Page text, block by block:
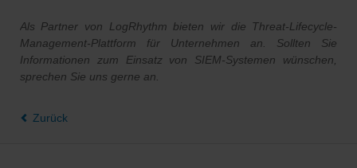
Als Partner von LogRhythm bieten wir die Threat-Lifecycle-
Management-Plattform für Unternehmen an. Sollten Sie
Informationen zum Einsatz von SIEM-Systemen wünschen,
sprechen Sie uns gerne an.
Zurück